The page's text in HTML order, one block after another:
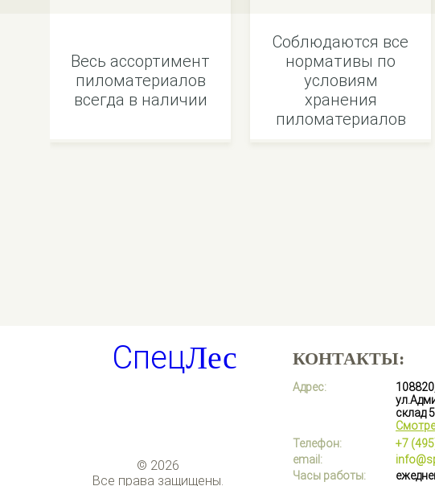
Весь ассортимент
пиломатериалов
всегда в наличии
Соблюдаются все
нормативы по
условиям
хранения
пиломатериалов
СпецЛес
© 2026
Все права защищены.
КОНТАКТЫ:
Адрес:
склад 5
Телефон:
+7
email:
Часы работы: